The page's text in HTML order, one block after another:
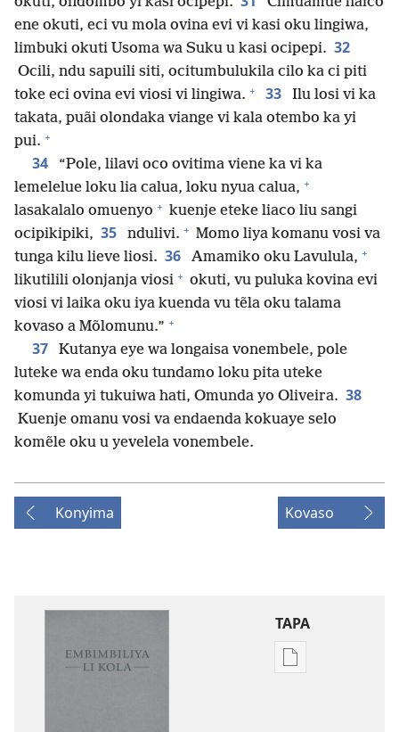
ene okuti, eci vu mola ovina evi vi kasi oku lingiwa,
limbuki okuti Usoma wa Suku u kasi ocipepi. 32
Ocili, ndu sapuili siti, ocitumbulukila cilo ka ci piti
toke eci ovina evi viosi vi lingiwa. + 33
Ilu losi vi ka
takata, puãi olondaka viange vi kala otembo ka yi
pui. +
34
“Pole, lilavi oco ovitima viene ka vi ka
lemelelue loku lia calua, loku nyua calua, +
lasakalalo omuenyo + kuenje eteke liaco liu sangi
ocipikipiki, 35 ndulivi. + Momo liya komanu vosi va
tunga kilu lieve liosi. 36 Amamiko oku Lavulula, +
likutilili olonjanja viosi + okuti, vu puluka kovina evi
viosi vi laika oku iya kuenda vu tẽla oku talama
kovaso a Mõlomunu.” +
37
Kutanya eye wa longaisa vonembele, pole
luteke wa enda oku tundamo loku pita uteke
komunda yi tukuiwa hati, Omunda yo Oliveira. 38
Kuenje omanu vosi va endaenda kokuaye selo
komẽle oku u yevelela vonembele.
Konyima Kovaso
TAPA
Publication